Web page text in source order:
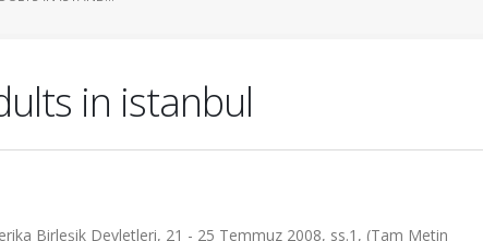
in istanbul
Birleşik Devletleri, 21 - 25 Temmuz 2008, ss.1, (Tam Metin